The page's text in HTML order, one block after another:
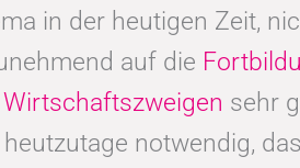
in der heutigen Zeit,
auf die
Wirtschaftszweigen sehr
notwendig,